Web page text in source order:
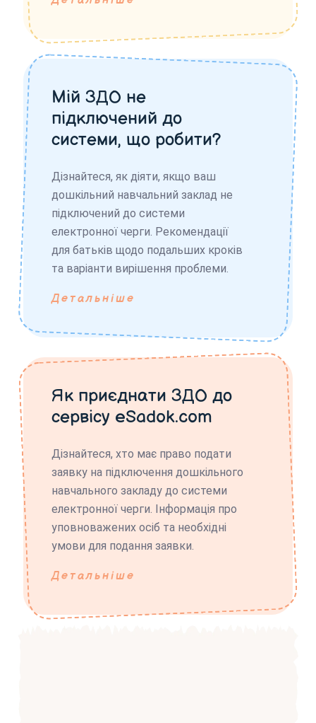
Мій ЗДО не
підключений до
системи, що робити?
Дізнайтеся, як діяти, якщо ваш
дошкільний навчальний заклад не
підключений до системи
електронної черги. Рекомендації
для батьків щодо подальших кроків
та варіанти вирішення проблеми.
Детальніше
Як приєднати ЗДО до
сервісу eSadok.com
Дізнайтеся, хто має право подати
заявку на підключення дошкільного
навчального закладу до системи
електронної черги. Інформація про
уповноважених осіб та необхідні
умови для подання заявки.
Детальніше